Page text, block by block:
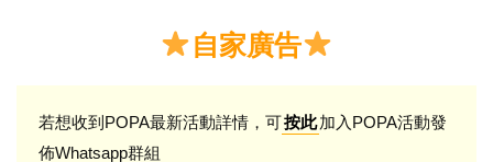
自家廣告
若想收到POPA最新活動詳情，可按此加入POPA活動發
佈Whatsapp群組